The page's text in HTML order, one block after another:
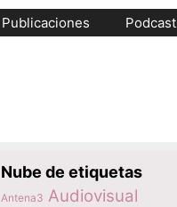
Publicaciones Podcast
Nube de etiquetas
Antena3 Audiovisual